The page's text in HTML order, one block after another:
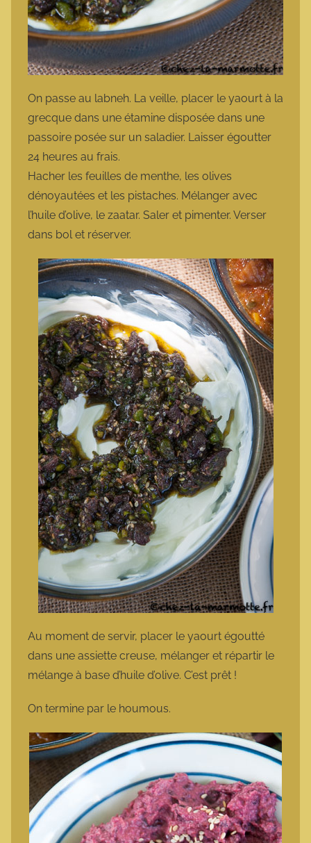
On passe au labneh. La veille, placer le yaourt à la
grecque dans une étamine disposée dans une
passoire posée sur un saladier. Laisser égoutter
24 heures au frais.
Hacher les feuilles de menthe, les olives
dénoyautées et les pistaches. Mélanger avec
l’huile d’olive, le zaatar. Saler et pimenter. Verser
dans bol et réserver.
Au moment de servir, placer le yaourt égoutté
dans une assiette creuse, mélanger et répartir le
mélange à base d’huile d’olive. C’est prêt !
On termine par le houmous.